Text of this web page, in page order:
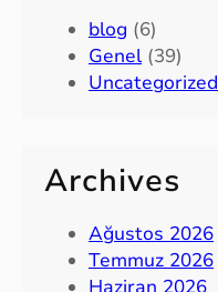
blog (6)
Genel (39)
Uncategorized
Archives
Ağustos 2026
Temmuz 2026